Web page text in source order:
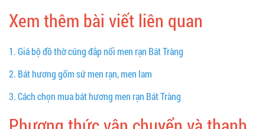
Xem thêm bài viết liên quan
1.Giá bộ đồ thờ cúng đắp nổi men rạn Bát Tràng
2. Bát hương gốm sứ men rạn, men lam
3.Cách chọn mua bát hương men rạn Bát Tràng